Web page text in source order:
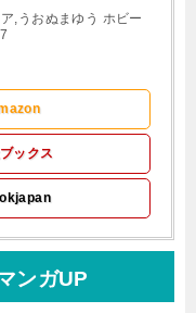
,うおぬまゆう ホビー
ックス
ンガUP